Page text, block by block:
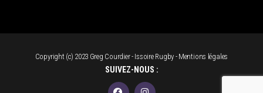
Copyright (c) 2023 Greg Courdier - Issoire Rugby - Mentions légales
SUIVEZ-NOUS :